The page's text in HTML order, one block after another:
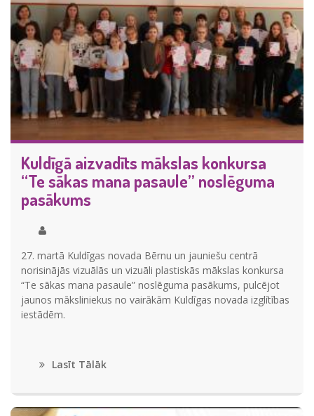
Kuldīgā aizvadīts mākslas konkursa
“Te sākas mana pasaule” noslēguma
pasākums
27. martā Kuldīgas novada Bērnu un jauniešu centrā
norisinājās vizuālās un vizuāli plastiskās mākslas konkursa
“Te sākas mana pasaule” noslēguma pasākums, pulcējot
jaunos māksliniekus no vairākām Kuldīgas novada izglītības
iestādēm.
Lasīt Tālāk